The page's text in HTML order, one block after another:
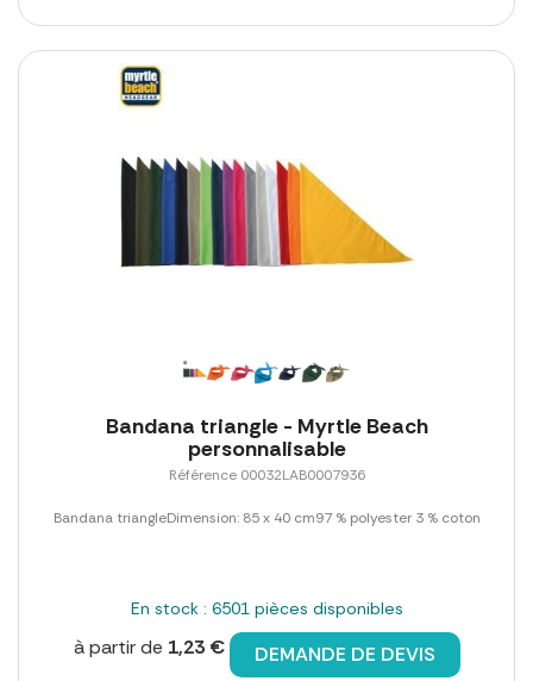
Bandana triangle - Myrtle Beach
personnalisable
Référence 00032LAB0007936
Bandana triangleDimension: 85 x 40 cm97 % polyester 3 % coton
En stock : 6501 pièces disponibles
à partir de 1,23 € DEMANDE DE DEVIS